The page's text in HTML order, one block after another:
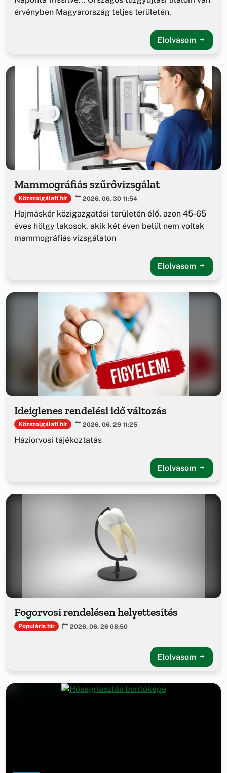
érvényben Magyarország teljes területén.
Elolvasom
Mammográfiás szűrővizsgálat
Közszolgálati hír 2026. 06. 30 11:54
Hajmáskér közigazgatási területén élő, azon 45-65
éves hölgy lakosok, akik két éven belül nem voltak
mammográfiás vizsgálaton
Elolvasom
Ideiglenes rendelési idő változás
Közszolgálati hír 2026. 06. 29 11:25
Háziorvosi tájékoztatás
Elolvasom
Fogorvosi rendelésen helyettesítés
Populáris hír 2026. 06. 26 08:50
Elolvasom